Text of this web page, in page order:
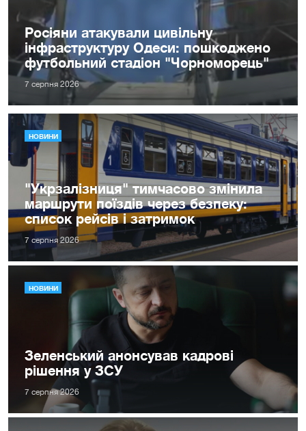
Росіяни атакували цивільну
інфраструктуру Одеси: пошкоджено
футбольний стадіон "Чорноморець"
7 серпня 2026
НОВИНИ
"Укрзалізниця" тимчасово змінила
маршрути поїздів через безпеку:
список рейсів і затримок
7 серпня 2026
НОВИНИ
Зеленський анонсував кадрові
рішення у ЗСУ
7 серпня 2026